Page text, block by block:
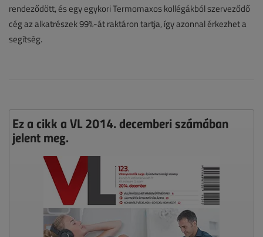
rendeződött, és egy egykori Termomaxos kollégákból szerveződő
cég az alkatrészek 99%-át raktáron tartja, így azonnal érkezhet a
segítség.
Ez a cikk a VL 2014. decemberi számában
jelent meg.